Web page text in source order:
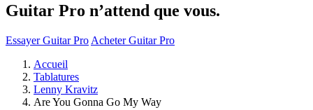
Guitar Pro n’attend que vous.
Essayer Guitar Pro Acheter Guitar Pro
Accueil
Tablatures
Lenny Kravitz
Are You Gonna Go My Way